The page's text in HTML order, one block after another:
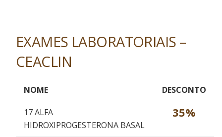
EXAMES LABORATORIAIS –
CEACLIN
NOME DESCONTO
17 ALFA
HIDROXIPROGESTERONA BASAL
35%